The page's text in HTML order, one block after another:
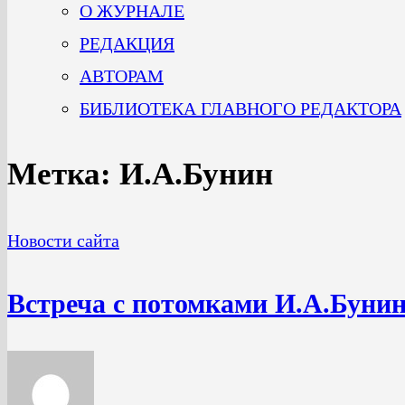
О ЖУРНАЛЕ
РЕДАКЦИЯ
АВТОРАМ
БИБЛИОТЕКА ГЛАВНОГО РЕДАКТОРА
Метка: И.А.Бунин
Новости сайта
Встреча с потомками